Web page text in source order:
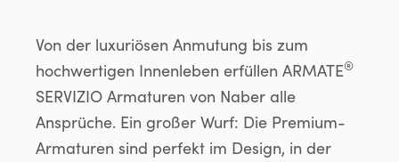
Von der luxuriösen Anmutung bis zum
hochwertigen Innenleben erfüllen ARMATE®
SERVIZIO Armaturen von Naber alle
Ansprüche. Ein großer Wurf: Die Premium-
Armaturen sind perfekt im Design, in der